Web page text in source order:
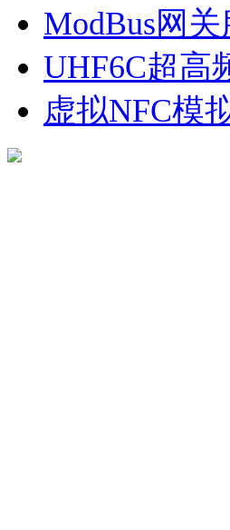
ModBus网
UHF6C超高
虚拟NFC模